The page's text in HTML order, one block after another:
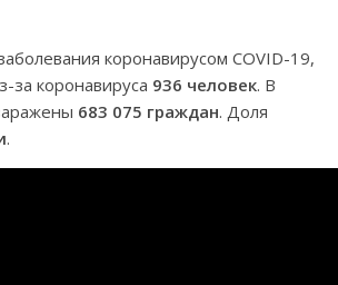
коронавирусом COVID-19,
за коронавируса 936 человек. В
683 075 граждан. Доля
.